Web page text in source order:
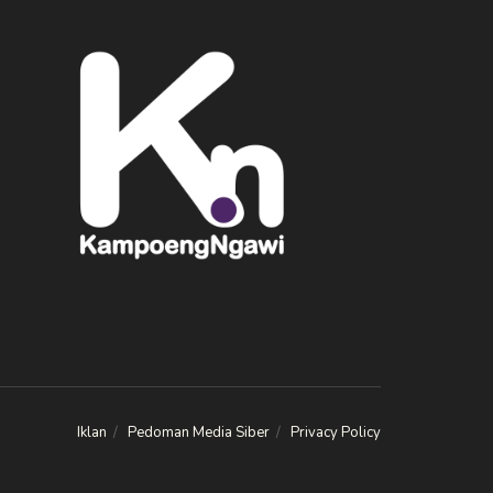
Iklan Pedoman Media Siber Privacy Policy